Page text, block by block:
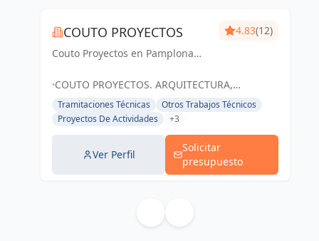
COUTO PROYECTOS
Couto Proyectos en Pamplona
integrales, desde viviendas hasta
arquitectónicas. Destacamos por
nuestra profesional...
4.83(12)
COUTO PROYECTOS. ARQUITECTURA,
ELIMINACIÓN DE BARRERAS Y MEJORA DE
ENVOLVENTES TÉRMICAS EN NAVARRA, 31191
CORDOVILLA, ESPAÑA, España
Tramitaciones Técnicas
Otros Trabajos Técnicos
Proyectos De Actividades
+3
Ver Perfil
Solicitar
presupuesto